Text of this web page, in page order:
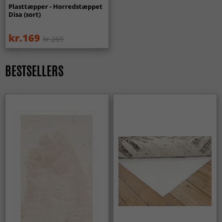
Plasttæpper - Horredstæppet
Disa (sort)
kr.169 kr.269
BESTSELLERS